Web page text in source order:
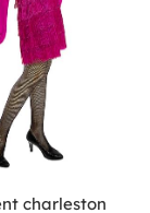
charleston